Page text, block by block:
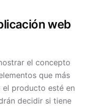
web
el concepto
que más
el producto esté en
decidir si tiene